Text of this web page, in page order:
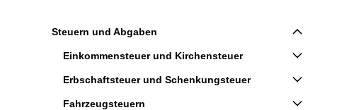
Steuern und Abgaben
Einkommensteuer und Kirchensteuer
Erbschaftsteuer und Schenkungsteuer
Fahrzeugsteuern